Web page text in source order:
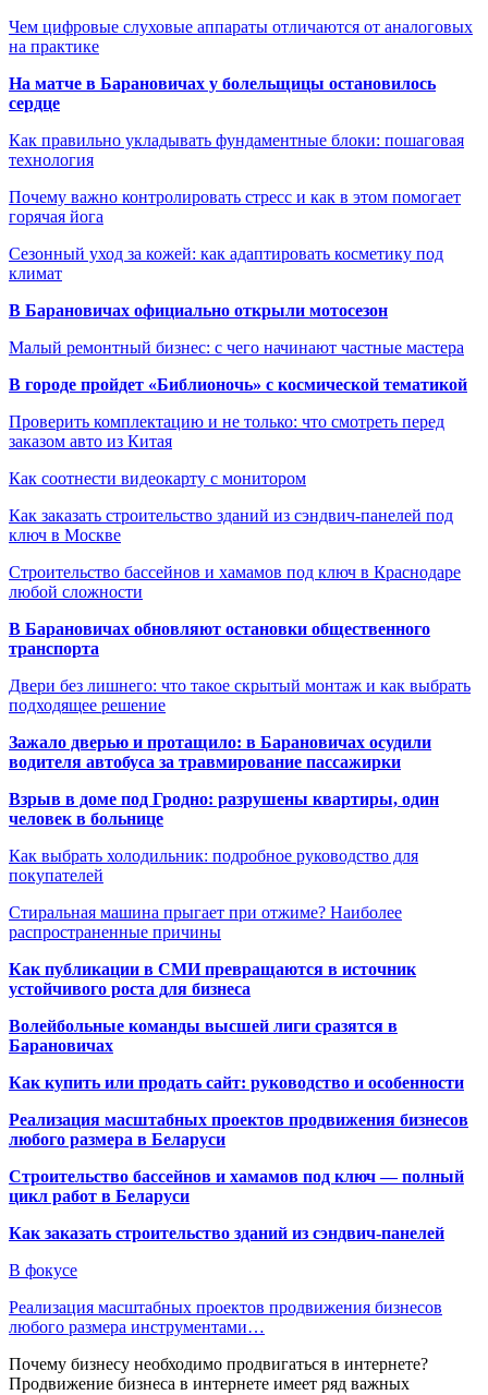
Чем цифровые слуховые аппараты отличаются от аналоговых
на практике
На матче в Барановичах у болельщицы остановилось
сердце
Как правильно укладывать фундаментные блоки: пошаговая
технология
Почему важно контролировать стресс и как в этом помогает
горячая йога
Сезонный уход за кожей: как адаптировать косметику под
климат
В Барановичах официально открыли мотосезон
Малый ремонтный бизнес: с чего начинают частные мастера
В городе пройдет «Библионочь» с космической тематикой
Проверить комплектацию и не только: что смотреть перед
заказом авто из Китая
Как соотнести видеокарту с монитором
Как заказать строительство зданий из сэндвич-панелей под
ключ в Москве
Строительство бассейнов и хамамов под ключ в Краснодаре
любой сложности
В Барановичах обновляют остановки общественного
транспорта
Двери без лишнего: что такое скрытый монтаж и как выбрать
подходящее решение
Зажало дверью и протащило: в Барановичах осудили
водителя автобуса за травмирование пассажирки
Взрыв в доме под Гродно: разрушены квартиры, один
человек в больнице
Как выбрать холодильник: подробное руководство для
покупателей
Стиральная машина прыгает при отжиме? Наиболее
распространенные причины
Как публикации в СМИ превращаются в источник
устойчивого роста для бизнеса
Волейбольные команды высшей лиги сразятся в
Барановичах
Как купить или продать сайт: руководство и особенности
Реализация масштабных проектов продвижения бизнесов
любого размера в Беларуси
Строительство бассейнов и хамамов под ключ — полный
цикл работ в Беларуси
Как заказать строительство зданий из сэндвич-панелей
В фокусе
Реализация масштабных проектов продвижения бизнесов
любого размера инструментами…
Почему бизнесу необходимо продвигаться в интернете?
Продвижение бизнеса в интернете имеет ряд важных